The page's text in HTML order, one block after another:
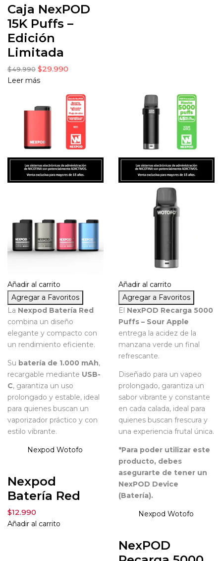
Caja NexPOD
15K Puffs –
Edición
Limitada
$49.990 $29.990
Leer más
Añadir al carrito
Agregar a Favoritos
La Nexpod Batería Red
combina un diseño
elegante y compacto con
un rendimiento eficiente.
Su batería de 1.000 mAh,
recargable mediante USB-
C, garantiza un uso
prolongado y estable, ideal
para quienes buscan un
vaporizador práctico y con
estilo vibrante.
Nexpod Wotofo
Nexpod
Batería Red
$12.990
Añadir al carrito
Añadir al carrito
Agregar a Favoritos
El NexPOD Recarga 5000
Puffs – Sour Apple
entrega la acidez de la
manzana verde un final
refrescante.
Diseñado para un vapeo
prolongado, garantiza un
sabor vibrante y constante
en cada calada, ideal para
quienes buscan frescura y
una experiencia frutal única.
*Para poder utilizar este
producto, debes
asegurarte de tener un
NexPOD Device
(Batería).
Nexpod Wotofo
NexPOD